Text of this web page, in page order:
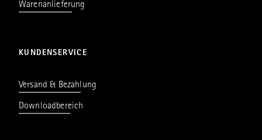
Warenanlieferung
KUNDENSERVICE
Versand & Bezahlung
Downloadbereich